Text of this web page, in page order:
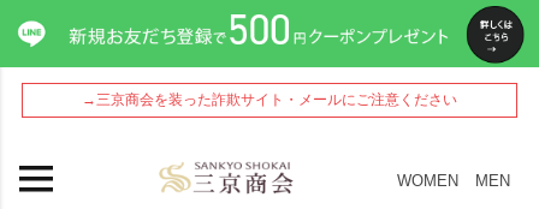
→三京商会を装った詐欺サイト・メールにご注意ください
WOMEN MEN